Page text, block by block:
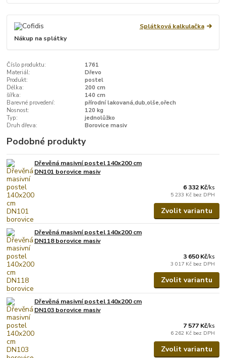
Splátková kalkulačka
Nákup na splátky
Číslo produktu:
1761
Materiál:
Dřevo
Produkt:
postel
Délka:
200 cm
šířka:
140 cm
Barevné provedení:
přírodní lakovaná,dub,olše,ořech
Nosnost:
120 kg
Typ:
jednolůžko
Druh dřeva:
Borovice masiv
Podobné produkty
Dřevěná masivní postel 140x200 cm
DN101 borovice masiv
6 332 Kč/ks
5 233 Kč bez DPH
Zvolit variantu
Dřevěná masivní postel 140x200 cm
DN118 borovice masiv
3 650 Kč/ks
3 017 Kč bez DPH
Zvolit variantu
Dřevěná masivní postel 140x200 cm
DN103 borovice masiv
7 577 Kč/ks
6 262 Kč bez DPH
Zvolit variantu